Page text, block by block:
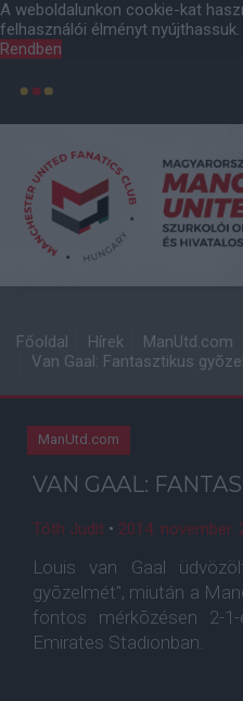
A weboldalunkon cookie-kat
felhasználói élményt nyújthassuk.
Rendben
Főoldal Hírek
ManUtd.com
Van Gaal: Fantasztikus
ManUtd.com
VAN GAAL:
Tóth Judit • 2014. november.
Louis van Gaal
gyõzelmét", miután a
fontos mérkõzésen 2-
Emirates Stadionban.